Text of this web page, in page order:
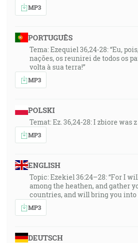
MP3
PORTUGUÊS
Tema: Ezequiel 36,24-28: “Eu,
nações, os reunirei de todos os
volta à sua terra!”
MP3
POLSKI
Temat: Ez. 36,24-28: I zbiore was
MP3
ENGLISH
Topic: Ezekiel 36:24–28: “For I
among the heathen, and gather
countries, and will bring you into
MP3
DEUTSCH